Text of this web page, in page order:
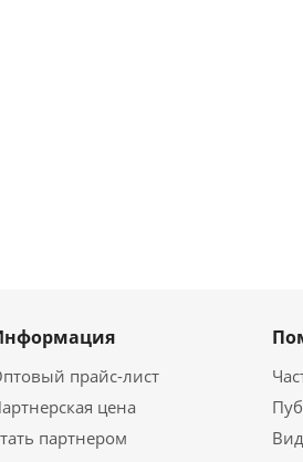
прайс-лист
цена
партнером